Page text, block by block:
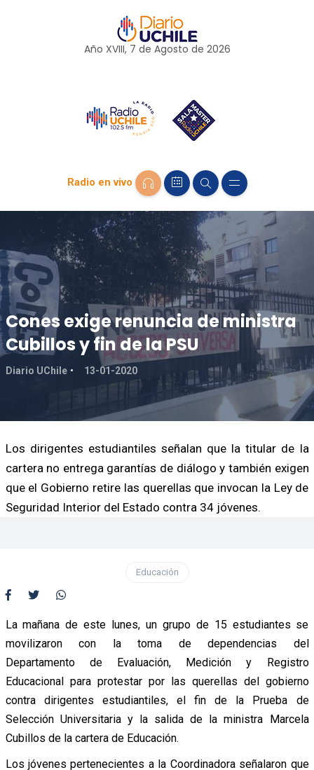
Año XVIII, 7 de Agosto de 2026
Radio en vivo
Cones exige renuncia de ministra
Cubillos y fin de la PSU
Diario UChile 13-01-2020
Los dirigentes estudiantiles señalan que la titular de la
cartera no entrega garantías de diálogo y también exigen
que el Gobierno retire las querellas que invocan la Ley de
Seguridad Interior del Estado contra 34 jóvenes.
Educación
La mañana de este lunes, un grupo de 15 estudiantes se
movilizaron con la toma de dependencias del
Departamento de Evaluación, Medición y Registro
Educacional para protestar por las querellas del gobierno
contra dirigentes estudiantiles, el fin de la Prueba de
Selección Universitaria y la salida de la ministra Marcela
Cubillos de la cartera de Educación.
Los jóvenes pertenecientes a la Coordinadora señalaron que